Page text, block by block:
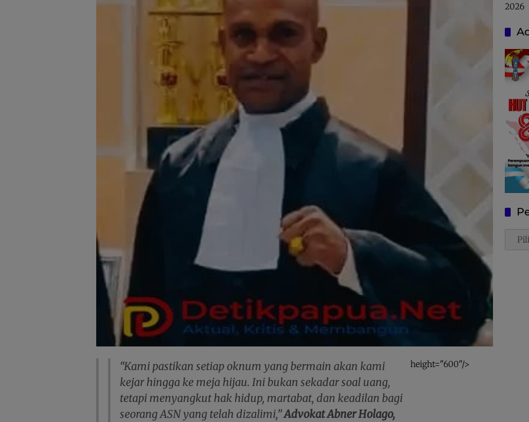
“Kami pastikan setiap oknum yang bermain akan kami
kejar hingga ke meja hijau. Ini bukan sekadar soal uang,
tetapi menyangkut hak hidup, martabat, dan keadilan bagi
seorang ASN yang telah dizalimi,”Advokat Abner Holago,
height="600"/>
2026